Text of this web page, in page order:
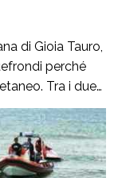
di Gioia Tauro,
perché
Tra i due
a Mammola,
un coltello alla
[…]